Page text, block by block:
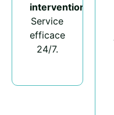
intervention
Service
efficace
24/7.